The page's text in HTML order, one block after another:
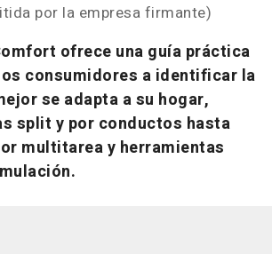
por la empresa firmante)
ofrece una guía práctica
consumidores a identificar la
se adapta a su hogar,
split y por conductos hasta
multitarea y herramientas